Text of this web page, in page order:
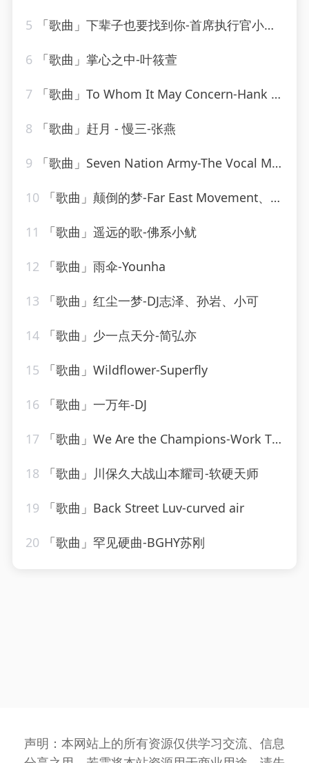
5 「歌曲」下辈子也要找到你-首席执行官小七、野马V、三月
6 「歌曲」掌心之中-叶筱萱
7 「歌曲」To Whom It May Concern-Hank Locklin(2)
8 「歌曲」赶月 - 慢三-张燕
9 「歌曲」Seven Nation Army-The Vocal Masters
10 「歌曲」颠倒的梦-Far East Movement、刘宇宁
11 「歌曲」遥远的歌-佛系小鱿
12 「歌曲」雨伞-Younha
13 「歌曲」红尘一梦-DJ志泽、孙岩、小可
14 「歌曲」少一点天分-简弘亦
15 「歌曲」Wildflower-Superfly
16 「歌曲」一万年-DJ
17 「歌曲」We Are the Champions-Work This! Workout
18 「歌曲」川保久大战山本耀司-软硬天师
19 「歌曲」Back Street Luv-curved air
20 「歌曲」罕见硬曲-BGHY苏刚
声明：本网站上的所有资源仅供学习交流、信息